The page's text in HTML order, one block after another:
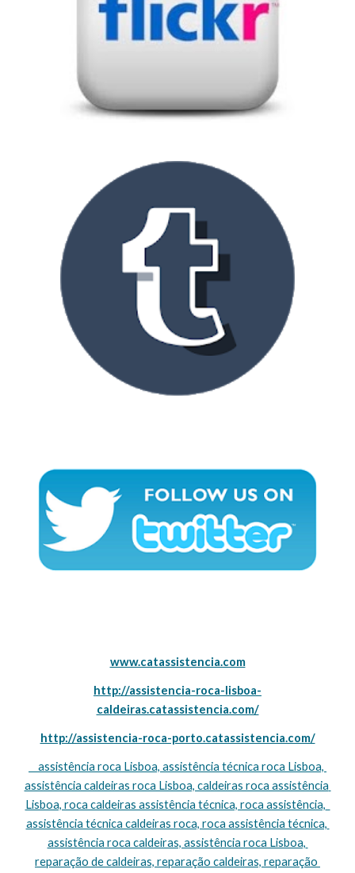
www.catassistencia.com
http://assistencia-roca-lisboa-
caldeiras.catassistencia.com/
http://assistencia-roca-porto.catassistencia.com/
assistência caldeiras roca Lisboa, caldeiras roca assistência
Lisboa, roca caldeiras assistência técnica, roca assistência,
assistência técnica caldeiras roca, roca assistência técnica,
assistência roca caldeiras, assistência roca Lisboa,
reparação de caldeiras, reparação caldeiras, reparação